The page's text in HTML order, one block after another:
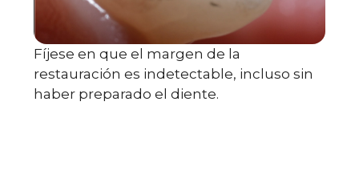
Fíjese en que el margen de la
restauración es indetectable, incluso sin
haber preparado el diente.